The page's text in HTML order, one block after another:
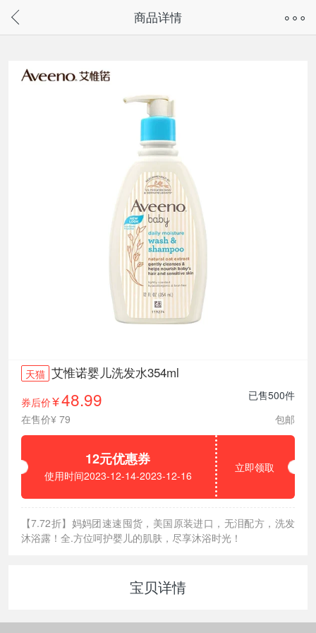
请通过微信或支付宝搜“奇兔客小程序”访问
商品详情
天猫 艾惟诺婴儿洗发水354ml
券后价¥48.99
已售500件
在售价¥ 79
包邮
12元优惠券
使用时间2023-12-14-2023-12-16
立即领取
【7.72折】妈妈团速速囤货，美国原装进口，无泪配方，洗发
沐浴露！全.方位呵护婴儿的肌肤，尽享沐浴时光！
宝贝详情